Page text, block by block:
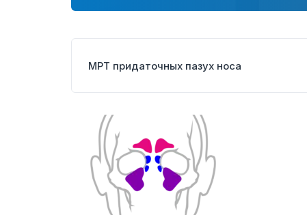
МРТ придаточных пазух носа